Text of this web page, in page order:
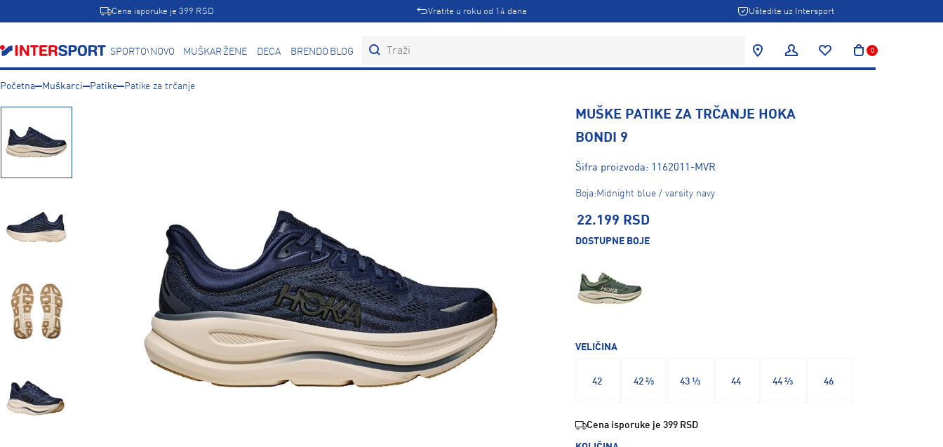
Cena isporuke je 399 RSD Vratite u roku od 14 dana Uštedite uz Intersport
SPORTOVINOVO MUŠKARCIŽENE DECA BRENDOVIBLOG 0
Početna Muškarci Patike Patike za trčanje
MUŠKE PATIKE ZA TRČANJE HOKA
BONDI 9
Šifra proizvoda: 1162011-MVR
Boja:Midnight blue / varsity navy
22.199 RSD
DOSTUPNE BOJE
VELIČINA
42 42 ⅔ 43 ⅓ 44 44 ⅔ 46
Cena isporuke je 399 RSD